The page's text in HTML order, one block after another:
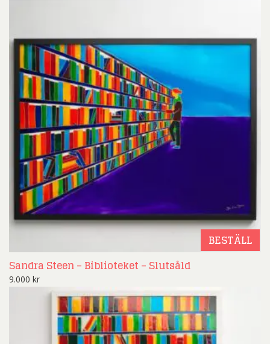
BESTÄLL
Sandra Steen – Biblioteket – Slutsåld
9.000 kr